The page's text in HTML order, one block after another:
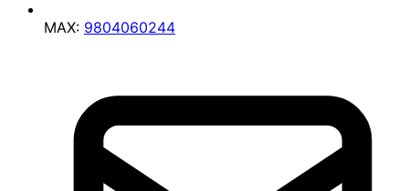
MAX: 9804060244